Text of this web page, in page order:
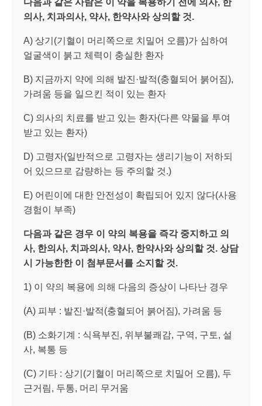
의사, 치과의사, 약사, 한약사와 상의할 것.
A) 상기(기혈이 머리쪽으로 치밀어 오름)가 심하여
얼굴색이 붉고 체력이 충실한 환자
B) 지금까지 약에 의해 발진·발적(충혈되어 붉어짐),
가려움 등을 일으킨 적이 있는 환자
C) 의사의 치료를 받고 있는 환자(다른 약물을 투여
받고 있는 환자)
D) 고령자(일반적으로 고령자는 생리기능이 저하되
어 있으므로 감량하는 등 주의할 것.)
E) 어린이에 대한 안전성이 확립되어 있지 않다(사용
경험이 부족)
다음과 같은 경우 이 약의 복용을 즉각 중지하고 의
사, 한의사, 치과의사, 약사, 한약사와 상의할 것. 상담
시 가능한한 이 첨부문서를 소지할 것.
1) 이 약의 복용에 의해 다음의 증상이 나타난 경우
(A) 피부 : 발진·발적(충혈되어 붉어짐), 가려움 등
(B) 소화기계 : 식욕부진, 위부불쾌감, 구역, 구토, 설
사, 복통 등
(C) 기타 : 상기(기혈이 머리쪽으로 치밀어 오름), 두
근거림, 두통, 머리 무거움